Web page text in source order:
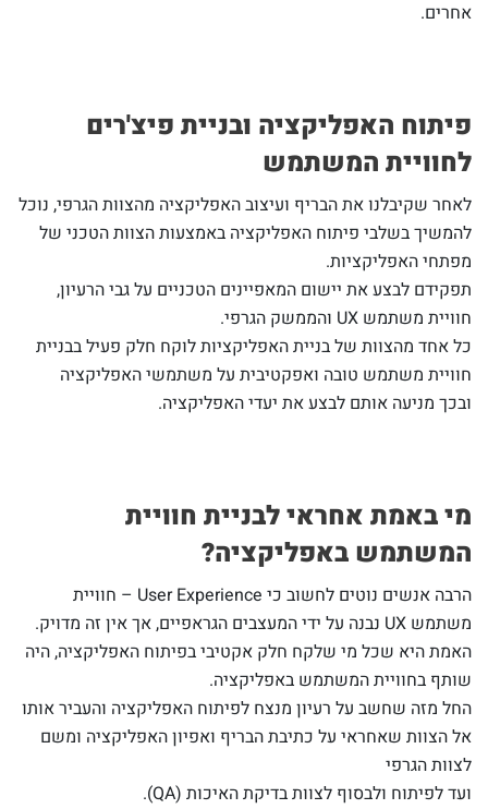
אחרים.
פיתוח האפליקציה ובניית פיצ'רים
לחוויית המשתמש
לאחר שקיבלנו את הבריף ועיצוב האפליקציה מהצוות הגרפי, נוכל
להמשיך בשלבי פיתוח האפליקציה באמצעות הצוות הטכני של
מפתחי האפליקציות.
תפקידם לבצע את יישום המאפיינים הטכניים על גבי הרעיון,
חוויית משתמש UX והממשק הגרפי.
כל אחד מהצוות של בניית האפליקציות לוקח חלק פעיל בבניית
חוויית משתמש טובה ואפקטיבית על משתמשי האפליקציה
ובכך מניעה אותם לבצע את יעדי האפליקציה.
מי באמת אחראי לבניית חוויית
המשתמש באפליקציה?
הרבה אנשים נוטים לחשוב כי User Experience – חוויית
משתמש UX נבנה על ידי המעצבים הגראפיים, אך אין זה מדויק.
האמת היא שכל מי שלקח חלק אקטיבי בפיתוח האפליקציה, היה
שותף בחוויית המשתמש באפליקציה.
החל מזה שחשב על רעיון מנצח לפיתוח האפליקציה והעביר אותו
אל הצוות שאחראי על כתיבת הבריף ואפיון האפליקציה ומשם
לצוות הגרפי
ועד לפיתוח ולבסוף לצוות בדיקת האיכות (QA).